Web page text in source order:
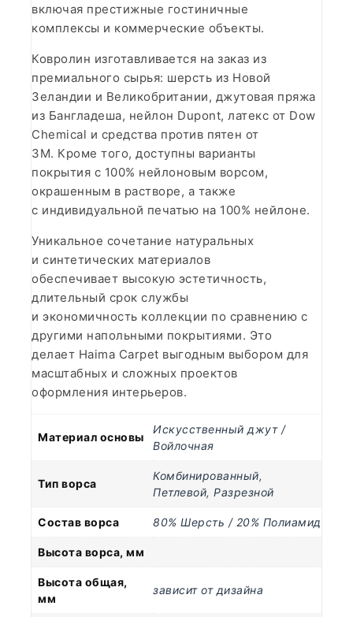
включая престижные гостиничные
комплексы и коммерческие объекты.
Ковролин изготавливается на заказ из
премиального сырья: шерсть из Новой
Зеландии и Великобритании, джутовая пряжа
из Бангладеша, нейлон Dupont, латекс от Dow
Chemical и средства против пятен от
3M. Кроме того, доступны варианты
покрытия с 100% нейлоновым ворсом,
окрашенным в растворе, а также
с индивидуальной печатью на 100% нейлоне.
Уникальное сочетание натуральных
и синтетических материалов
обеспечивает высокую эстетичность,
длительный срок службы
и экономичность коллекции по сравнению с
другими напольными покрытиями. Это
делает Haima Carpet выгодным выбором для
масштабных и сложных проектов
оформления интерьеров.
Материал основы
Искусственный джут /
Войлочная
Тип ворса
Комбинированный,
Петлевой, Разрезной
Состав ворса 80% Шерсть / 20% Полиамид
Высота ворса, мм
Высота общая,
мм
зависит от дизайна